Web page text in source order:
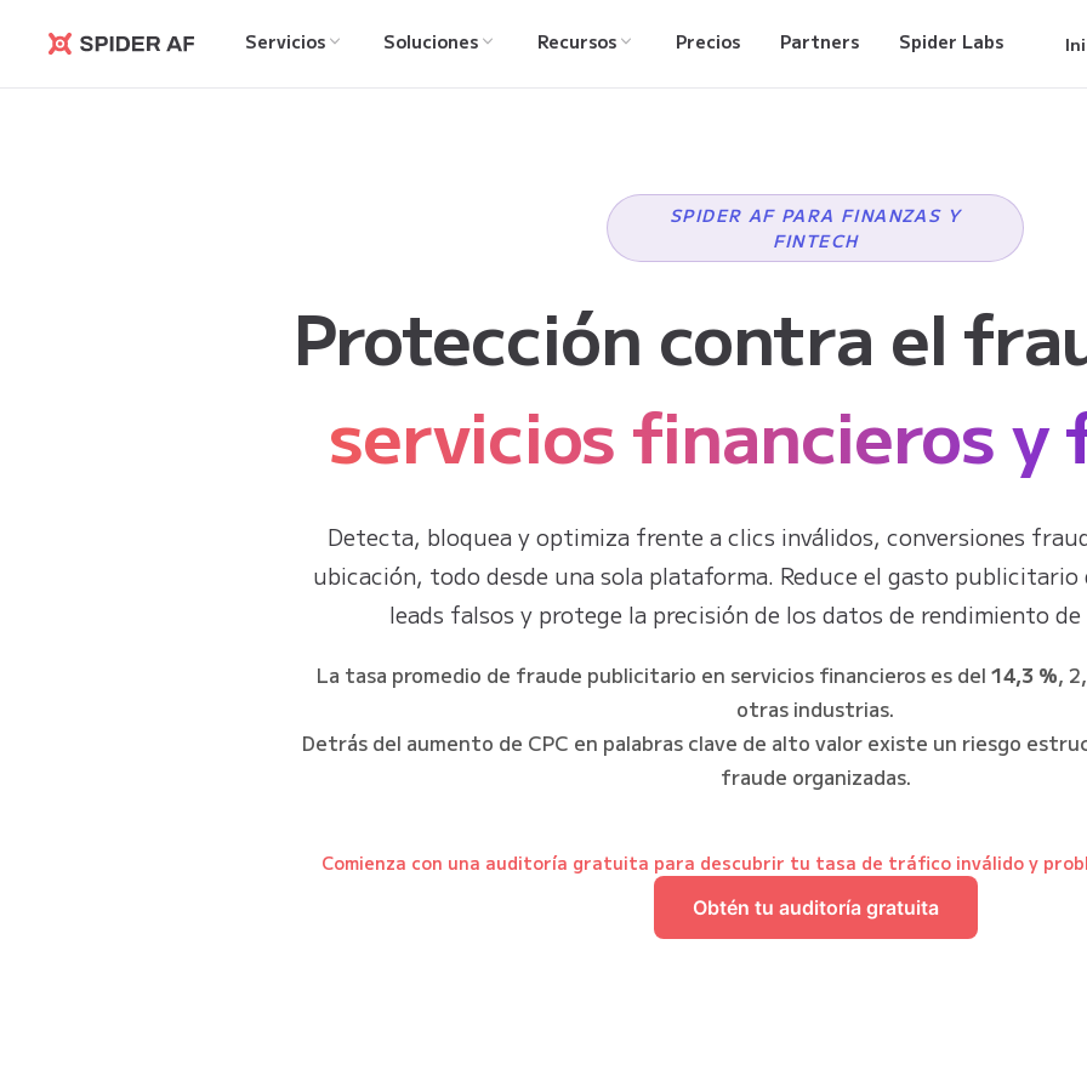
Spider AF
Servicios Soluciones Recursos Precios Partners Spider Labs
SPIDER AF PARA FINANZAS Y
FINTECH
Protección contra el
servicios financieros y
Detecta, bloquea y optimiza frente a clics inválidos, conversiones
ubicación, todo desde una sola plataforma. Reduce el gasto publicitario
leads falsos y protege la precisión de los datos de rendimiento
La tasa promedio de fraude publicitario en servicios financieros es del 14,3 %,
otras industrias.
Detrás del aumento de CPC en palabras clave de alto valor existe un riesgo
fraude organizadas.
Comienza con una auditoría gratuita para descubrir tu tasa de tráfico inválido y
Obtén tu auditoría gratuita